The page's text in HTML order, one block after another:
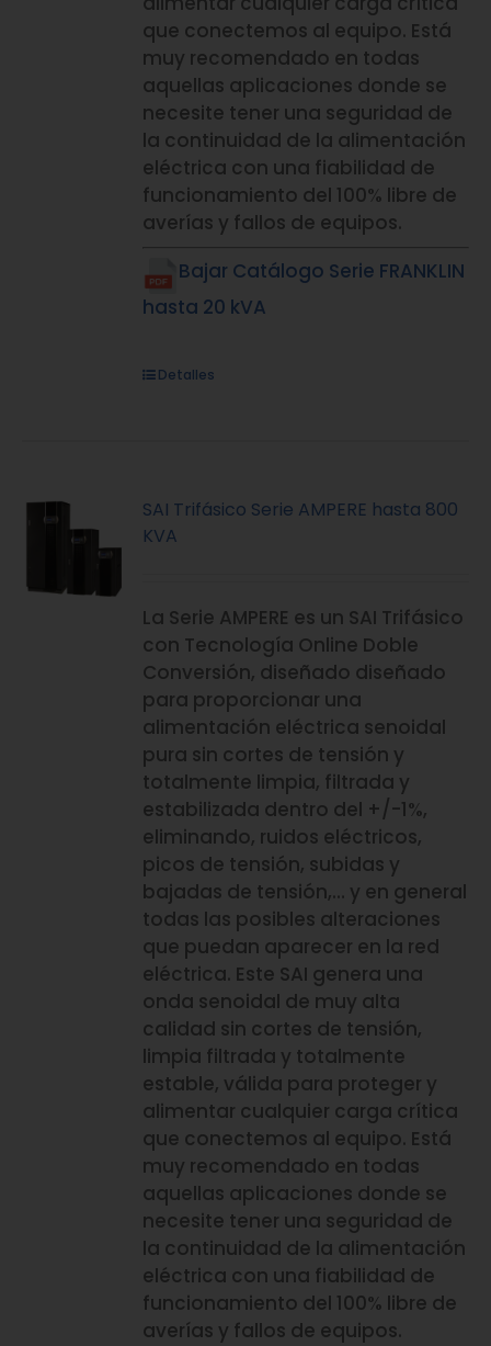
que conectemos al equipo. Está
muy recomendado en todas
aquellas aplicaciones donde se
necesite tener una seguridad de
la continuidad de la alimentación
eléctrica con una fiabilidad de
funcionamiento del 100% libre de
averías y fallos de equipos.
Bajar Catálogo Serie FRANKLIN
hasta 20 kVA
Detalles
SAI Trifásico Serie AMPERE hasta 800
KVA
La Serie AMPERE es un SAI Trifásico
con Tecnología Online Doble
Conversión, diseñado diseñado
para proporcionar una
alimentación eléctrica senoidal
pura sin cortes de tensión y
totalmente limpia, filtrada y
estabilizada dentro del +/-1%,
eliminando, ruidos eléctricos,
picos de tensión, subidas y
bajadas de tensión,… y en general
todas las posibles alteraciones
que puedan aparecer en la red
eléctrica. Este SAI genera una
onda senoidal de muy alta
calidad sin cortes de tensión,
limpia filtrada y totalmente
estable, válida para proteger y
alimentar cualquier carga crítica
que conectemos al equipo. Está
muy recomendado en todas
aquellas aplicaciones donde se
necesite tener una seguridad de
la continuidad de la alimentación
eléctrica con una fiabilidad de
funcionamiento del 100% libre de
averías y fallos de equipos.